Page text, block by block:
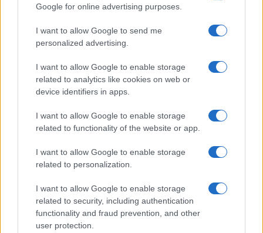
Google for online advertising purposes.
I want to allow Google to send me
personalized advertising.
I want to allow Google to enable storage
related to analytics like cookies on web or
device identifiers in apps.
I want to allow Google to enable storage
related to functionality of the website or app.
I want to allow Google to enable storage
related to personalization.
I want to allow Google to enable storage
related to security, including authentication
functionality and fraud prevention, and other
user protection.
anno su immobili spesso privi di qualsiasi
redditività, contribuisce ad accelerarne il degrado
anziché favorirne il recupero.
Giorgio Spaziani Testa, 10 agosto 2026